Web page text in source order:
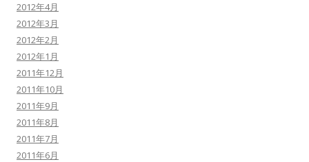
2012年4月
2012年3月
2012年2月
2012年1月
2011年12月
2011年10月
2011年9月
2011年8月
2011年7月
2011年6月